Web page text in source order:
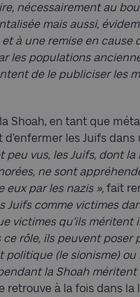
nécessairement au
mais aussi,
à une remise en
les populations
de le publiciser les
Shoah, en tant que
d’enfermer les Juifs
peu vus, les Juifs, dont
ne sont
par les nazis », fait
Juifs comme victimes
victimes qu’ils
rôle, ils peuvent poser
politique (le sionisme)
la Shoah
retrouve à la fois dans